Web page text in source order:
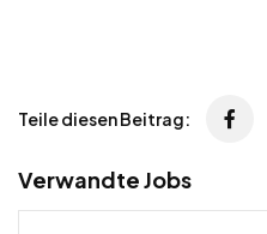
Teile diesen Beitrag:
Verwandte Jobs